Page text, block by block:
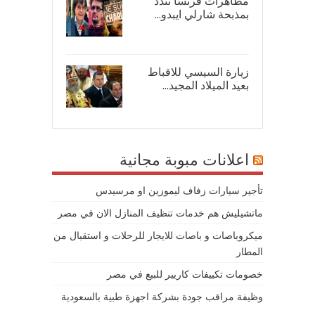
بمذبحة شارلي ايبدو...
زيارة السيسي للاقباط
بعيد الميلاد المجيد...
اعلانات مبوبة مجانية
تأجير سيارات زفاف ليموزين او مرسيدس
ماتشيليش هم خدمات تنظيف المنازل الان في مصر
ميكروباصات و باصات للايجار للرحلات و استقبال من
المطار
خصومات تكييفات كاريير للبيع في مصر
وظيفة مراقب جودة بشركة اجهزة طبية بالسعودية